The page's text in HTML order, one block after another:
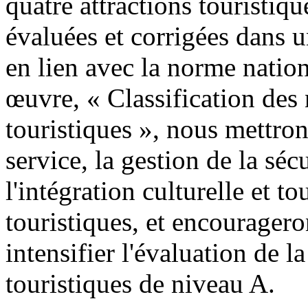
évaluées et corrigées dans
en lien avec la norme
œuvre, « Classification des
touristiques », nous
service, la gestion de la
l'intégration culturelle et
touristiques, et
intensifier l'évaluation de
touristiques de niveau A.